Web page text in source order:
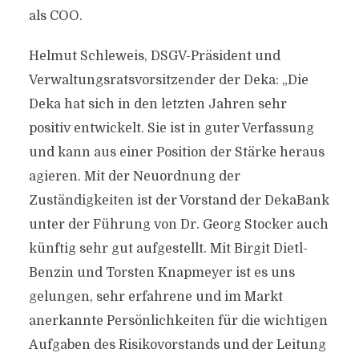
als COO.
Helmut Schleweis, DSGV-Präsident und
Verwaltungsratsvorsitzender der Deka: „Die
Deka hat sich in den letzten Jahren sehr
positiv entwickelt. Sie ist in guter Verfassung
und kann aus einer Position der Stärke heraus
agieren. Mit der Neuordnung der
Zuständigkeiten ist der Vorstand der DekaBank
unter der Führung von Dr. Georg Stocker auch
künftig sehr gut aufgestellt. Mit Birgit Dietl-
Benzin und Torsten Knapmeyer ist es uns
gelungen, sehr erfahrene und im Markt
anerkannte Persönlichkeiten für die wichtigen
Aufgaben des Risikovorstands und der Leitung